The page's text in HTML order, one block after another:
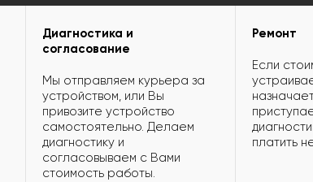
Диагностика и
согласование
Мы отправляем курьера за
устройством, или Вы
привозите устройство
самостоятельно. Делаем
диагностику и
согласовываем с Вами
стоимость работы.
Ремонт
Если
платить